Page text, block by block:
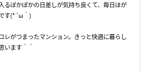
るぽかぽかの日差しが気持ち良くて、毎日ほが
す(*´ω｀)
レがつまったマンション。きっと快適に暮らし
います＾＾